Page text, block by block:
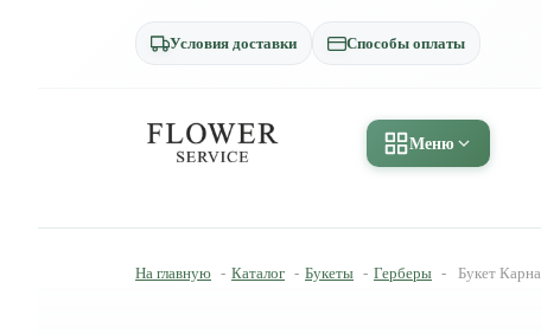
Условия доставки Способы оплаты
Меню
На главную - Каталог - Букеты - Герберы - Букет